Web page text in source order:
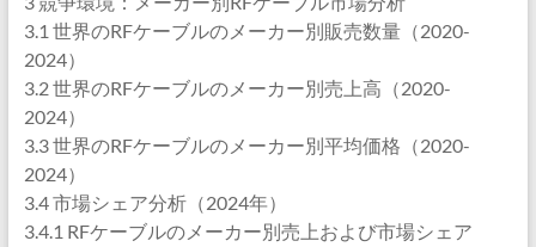
3.1 世界のRFケーブルのメーカー別販売数量（2020-
2024）
3.2 世界のRFケーブルのメーカー別売上高（2020-
2024）
3.3 世界のRFケーブルのメーカー別平均価格（2020-
2024）
3.4 市場シェア分析（2024年）
3.4.1 RFケーブルのメーカー別売上および市場シェア